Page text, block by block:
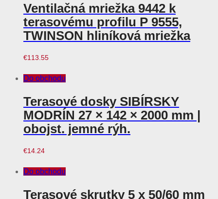
Ventilačná mriežka 9442 k
terasovému profilu P 9555,
TWINSON hliníková mriežka
€113.55
Do obchodu
Terasové dosky SIBÍRSKY
MODRÍN 27 × 142 × 2000 mm |
obojst. jemné rýh.
€14.24
Do obchodu
Terasové skrutky 5 x 50/60 mm